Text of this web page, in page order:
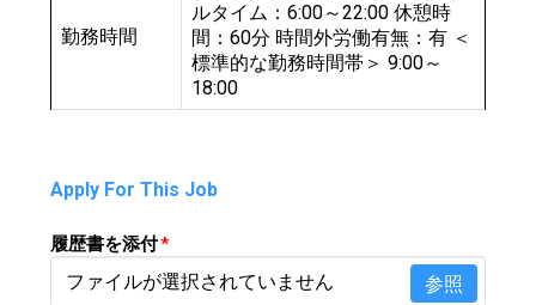
勤務時間
ルタイム：6:00～22:00 休憩時
間：60分 時間外労働有無：有 ＜
標準的な勤務時間帯＞ 9:00～
18:00
Apply For This Job
履歴書を添付*
ファイルが選択されていません 参照